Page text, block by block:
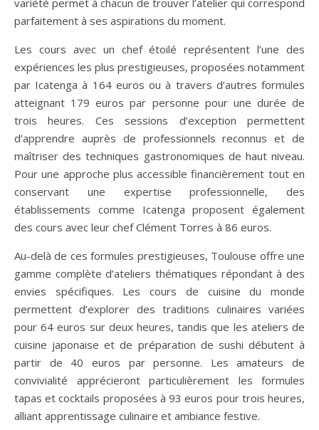
variété permet à chacun de trouver l’atelier qui correspond
parfaitement à ses aspirations du moment.
Les cours avec un chef étoilé représentent l’une des
expériences les plus prestigieuses, proposées notamment
par Icatenga à 164 euros ou à travers d’autres formules
atteignant 179 euros par personne pour une durée de
trois heures. Ces sessions d’exception permettent
d’apprendre auprès de professionnels reconnus et de
maîtriser des techniques gastronomiques de haut niveau.
Pour une approche plus accessible financièrement tout en
conservant une expertise professionnelle, des
établissements comme Icatenga proposent également
des cours avec leur chef Clément Torres à 86 euros.
Au-delà de ces formules prestigieuses, Toulouse offre une
gamme complète d’ateliers thématiques répondant à des
envies spécifiques. Les cours de cuisine du monde
permettent d’explorer des traditions culinaires variées
pour 64 euros sur deux heures, tandis que les ateliers de
cuisine japonaise et de préparation de sushi débutent à
partir de 40 euros par personne. Les amateurs de
convivialité apprécieront particulièrement les formules
tapas et cocktails proposées à 93 euros pour trois heures,
alliant apprentissage culinaire et ambiance festive.